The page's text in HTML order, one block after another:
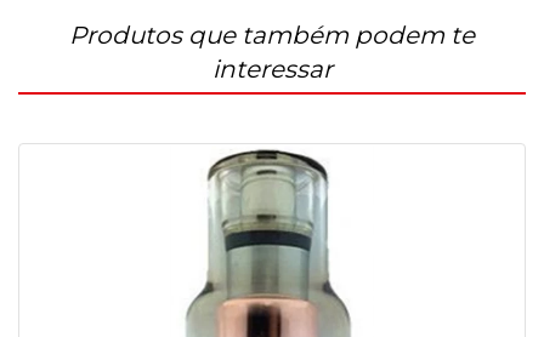
Produtos que também podem te
interessar